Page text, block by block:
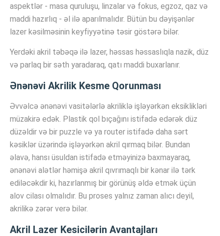
aspektlər - masa quruluşu, linzalar və fokus, egzoz, qaz və
maddi hazırlıq - əl ilə aparılmalıdır. Bütün bu dəyişənlər
lazer kəsilməsinin keyfiyyətinə təsir göstərə bilər.
Yerdəki akril təbəqə ilə lazer, həssas həssaslıqla nazik, düz
və parlaq bir səth yaradaraq, qatı maddi buxarlanır.
Ənənəvi Akrilik Kesme Qorunması
Əvvəlcə ənənəvi vasitələrlə akriliklə işləyərkən eksiklikləri
müzakirə edək. Plastik qol bıçağını istifadə edərək düz
düzəldir və bir puzzle və ya router istifadə daha sərt
kəsiklər üzərində işləyərkən akril qırmaq bilər. Bundan
əlavə, hansı üsuldan istifadə etməyinizə baxmayaraq,
ənənəvi alətlər həmişə akril qıvrımaqlı bir kənar ilə tərk
ediləcəkdir ki, hazırlanmış bir görünüş əldə etmək üçün
alov cilası olmalıdır. Bu proses yalnız zaman alıcı deyil,
akrilikə zərər verə bilər.
Akril Lazer Kesicilərin Avantajları